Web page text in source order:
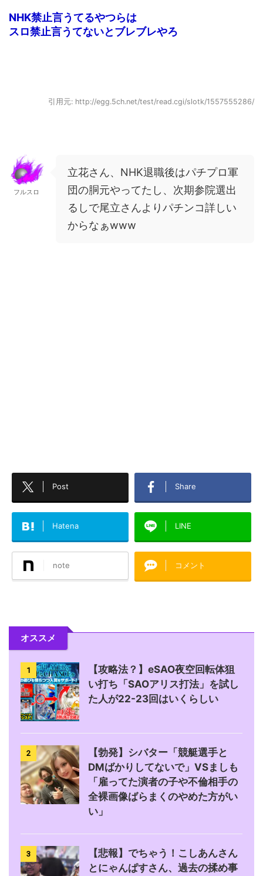
NHK禁止言うてるやつらは
スロ禁止言うてないとブレブレやろ
引用元: http://egg.5ch.net/test/read.cgi/slotk/1557555286/
フルスロ
立花さん、NHK退職後はパチプロ軍
団の胴元やってたし、次期参院選出
るしで尾立さんよりパチンコ詳しい
からなぁwww
Post Share
Hatena LINE
note コメント
オススメ
1
【攻略法？】eSAO夜空回転体狙
い打ち「SAOアリス打法」を試し
た人が22-23回はいくらしい
2
【勃発】シバター「競艇選手と
DMばかりしてないで」VSましも
「雇ってた演者の子や不倫相手の
全裸画像ばらまくのやめた方がい
い」
3
【悲報】でちゃう！こしあんさん
とにゃんぱすさん、過去の揉め事